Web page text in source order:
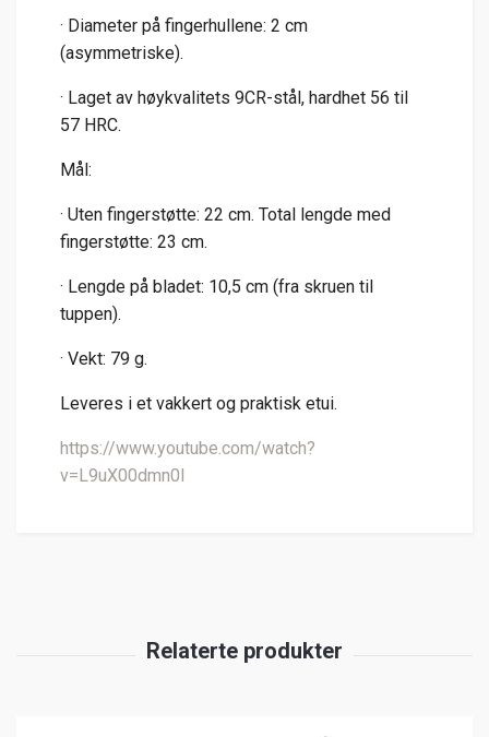
· Diameter på fingerhullene: 2 cm
(asymmetriske).
· Laget av høykvalitets 9CR-stål, hardhet 56 til
57 HRC.
Mål:
· Uten fingerstøtte: 22 cm. Total lengde med
fingerstøtte: 23 cm.
· Lengde på bladet: 10,5 cm (fra skruen til
tuppen).
· Vekt: 79 g.
Leveres i et vakkert og praktisk etui.
https://www.youtube.com/watch?
v=L9uX00dmn0I